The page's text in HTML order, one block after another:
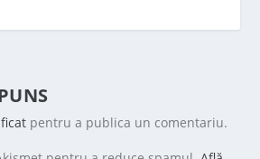
pentru a publica un comentariu.